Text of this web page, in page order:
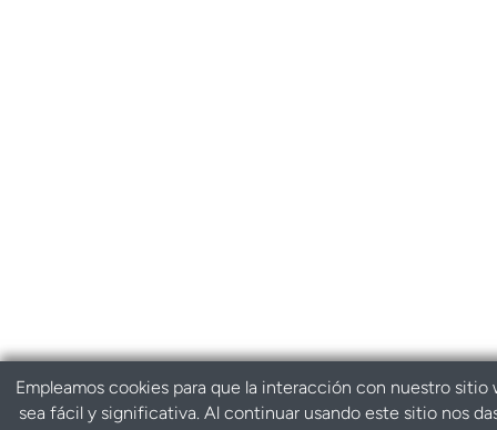
Empleamos cookies para que la interacción con nuestro sitio
sea fácil y significativa. Al continuar usando este sitio nos